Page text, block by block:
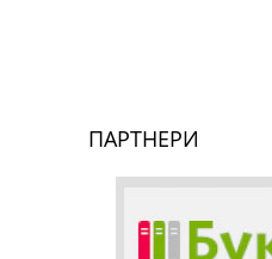
ПАРТНЕРИ